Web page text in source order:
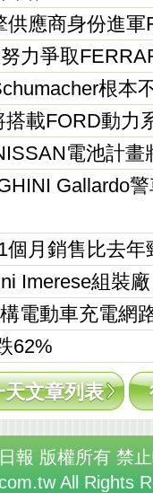
應商身份進軍
力爭取
根本
載FORD動力
電池計畫
Gallardo
月銷售比去年
Imerese組裝廠
電動車充電網
62%
天文章列表
報 版權所有 禁
All Rights